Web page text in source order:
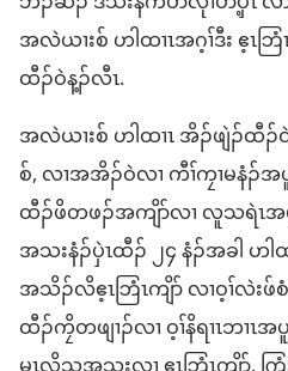
အလဲယၢးစ် ဟါထၢၤ​အဂ့ၢ်​ဒီး ဧ့ၤ
ထီၣ်​ဝဲ​န့ၣ်​လီၤ.
အလဲယၢးစ် ဟါထၢၤ အိၣ်ဖျဲၣ်​ထီၣ်
စ်, လၢ​အ​အိၣ်ဝဲ​လၢ ကီၢ်ကၠၢမနံၣ်​အ​ပူ
ထီၣ်ဖိ​တဖၣ်​အကျိာ်​လၢ လူသရဲၤ​အ​ဖၠ
အသး​နံၣ်​ပှဲၤထီၣ် ၂၄ နံၣ်​အခါ ဟ
အ​သိၣ်လိ​ဧ့ၤဘြံၤ​ကျိာ် လၢ​ဝ့ၢ်​လဲးဖ်
ထီၣ်​ကၠိ​တဖျၢၣ်​လၢ ဝ့ၢ်​နိရၢၤဘၢၤ​